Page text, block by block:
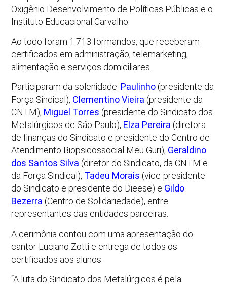
Oxigênio Desenvolvimento de Políticas Públicas e o
Instituto Educacional Carvalho.
Ao todo foram 1.713 formandos, que receberam
certificados em administração, telemarketing,
alimentação e serviços domiciliares.
Participaram da solenidade: Paulinho (presidente da
Força Sindical), Clementino Vieira (presidente da
CNTM), Miguel Torres (presidente do Sindicato dos
Metalúrgicos de São Paulo), Elza Pereira (diretora
de finanças do Sindicato e presidente do Centro de
Atendimento Biopsicossocial Meu Guri), Geraldino
dos Santos Silva (diretor do Sindicato, da CNTM e
da Força Sindical), Tadeu Morais (vice-presidente
do Sindicato e presidente do Dieese) e Gildo
Bezerra (Centro de Solidariedade), entre
representantes das entidades parceiras.
A cerimônia contou com uma apresentação do
cantor Luciano Zotti e entrega de todos os
certificados aos alunos.
“A luta do Sindicato dos Metalúrgicos é pela